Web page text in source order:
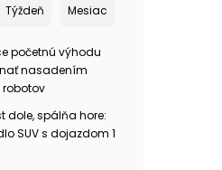
Týždeň Mesiac
početnú výhodu
nasadením
dole, spálňa hore:
SUV s dojazdom 1